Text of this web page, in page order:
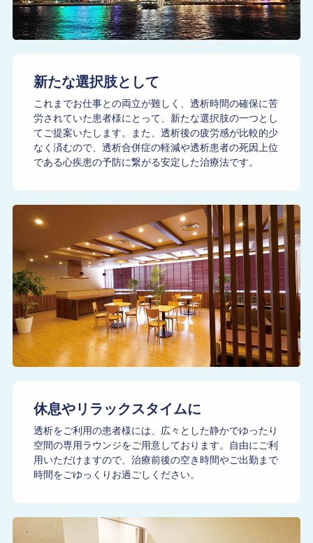
新たな選択肢として
これまでお仕事との両立が難しく、透析時間の確保に苦
労されていた患者様にとって、新たな選択肢の一つとし
てご提案いたします。また、透析後の疲労感が比較的少
なく済むので、透析合併症の軽減や透析患者の死因上位
である心疾患の予防に繋がる安定した治療法です。
休息やリラックスタイムに
透析をご利用の患者様には、広々とした静かでゆったり
空間の専用ラウンジをご用意しております。自由にご利
用いただけますので、治療前後の空き時間やご出勤まで
時間をごゆっくりお過ごしください。